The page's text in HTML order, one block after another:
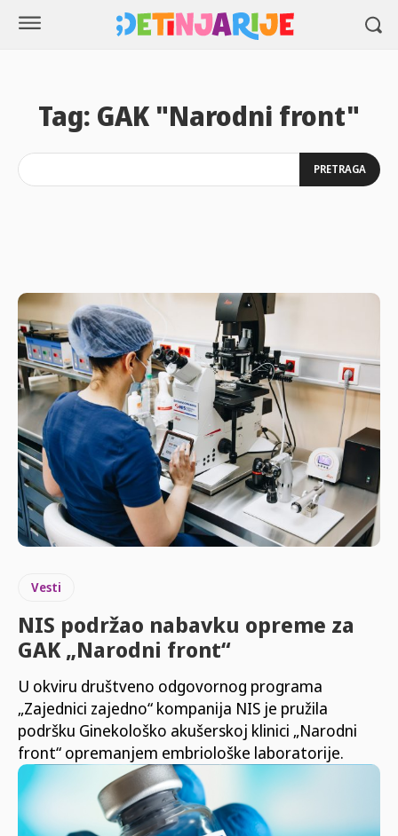
Tag: GAK "Narodni front"
PRETRAGA
Vesti
NIS podržao nabavku opreme za
GAK „Narodni front“
U okviru društveno odgovornog programa
„Zajednici zajedno“ kompanija NIS je pružila
podršku Ginekološko akušerskoj klinici „Narodni
front“ opremanjem embriološke laboratorije.